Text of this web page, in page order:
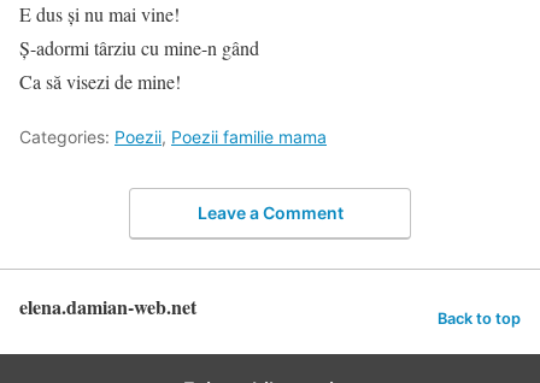
E dus şi nu mai vine!
Ş-adormi târziu cu mine-n gând
Ca să visezi de mine!
Categories: Poezii, Poezii familie mama
Leave a Comment
elena.damian-web.net Back to top